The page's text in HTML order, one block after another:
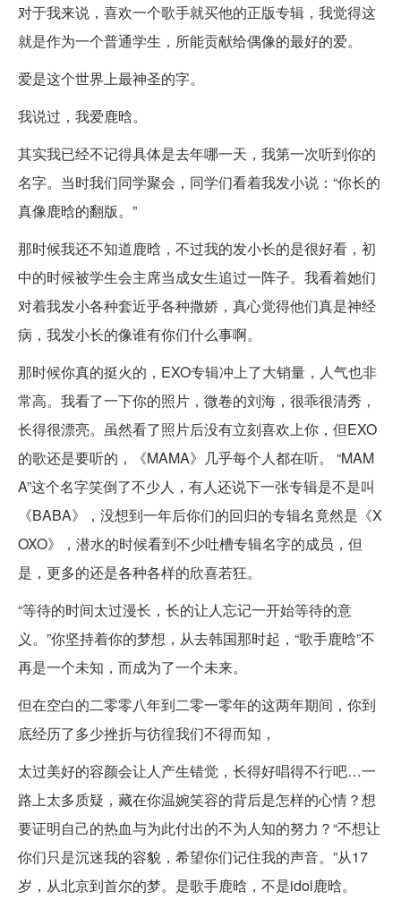
对于我来说，喜欢一个歌手就买他的正版专辑，我觉得这
就是作为一个普通学生，所能贡献给偶像的最好的爱。
爱是这个世界上最神圣的字。
我说过，我爱鹿晗。
其实我已经不记得具体是去年哪一天，我第一次听到你的
名字。当时我们同学聚会，同学们看着我发小说：“你长的
真像鹿晗的翻版。”
那时候我还不知道鹿晗，不过我的发小长的是很好看，初
中的时候被学生会主席当成女生追过一阵子。我看着她们
对着我发小各种套近乎各种撒娇，真心觉得他们真是神经
病，我发小长的像谁有你们什么事啊。
那时候你真的挺火的，EXO专辑冲上了大销量，人气也非
常高。我看了一下你的照片，微卷的刘海，很乖很清秀，
长得很漂亮。虽然看了照片后没有立刻喜欢上你，但EXO
的歌还是要听的，《MAMA》几乎每个人都在听。 “MAM
A”这个名字笑倒了不少人，有人还说下一张专辑是不是叫
《BABA》，没想到一年后你们的回归的专辑名竟然是《X
OXO》，潜水的时候看到不少吐槽专辑名字的成员，但
是，更多的还是各种各样的欣喜若狂。
“等待的时间太过漫长，长的让人忘记一开始等待的意
义。”你坚持着你的梦想，从去韩国那时起，“歌手鹿晗”不
再是一个未知，而成为了一个未来。
但在空白的二零零八年到二零一零年的这两年期间，你到
底经历了多少挫折与彷徨我们不得而知，
太过美好的容颜会让人产生错觉，长得好唱得不行吧…一
路上太多质疑，藏在你温婉笑容的背后是怎样的心情？想
要证明自己的热血与为此付出的不为人知的努力？“不想让
你们只是沉迷我的容貌，希望你们记住我的声音。”从17
岁，从北京到首尔的梦。是歌手鹿晗，不是idol鹿晗。